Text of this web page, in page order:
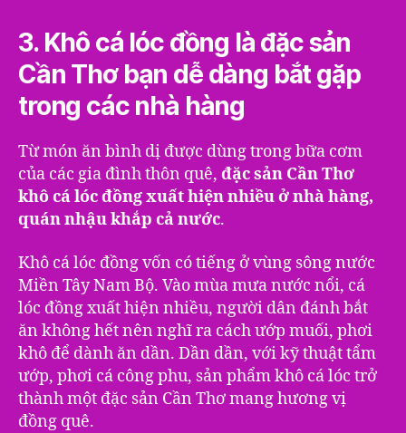
3. Khô cá lóc đồng là đặc sản
Cần Thơ bạn dễ dàng bắt gặp
trong các nhà hàng
Từ món ăn bình dị được dùng trong bữa cơm
của các gia đình thôn quê, đặc sản Cần Thơ
khô cá lóc đồng xuất hiện nhiều ở nhà hàng,
quán nhậu khắp cả nước.
Khô cá lóc đồng vốn có tiếng ở vùng sông nước
Miền Tây Nam Bộ. Vào mùa mưa nước nổi, cá
lóc đồng xuất hiện nhiều, người dân đánh bắt
ăn không hết nên nghĩ ra cách ướp muối, phơi
khô để dành ăn dần. Dần dần, với kỹ thuật tẩm
ướp, phơi cá công phu, sản phẩm khô cá lóc trở
thành một đặc sản Cần Thơ mang hương vị
đồng quê.